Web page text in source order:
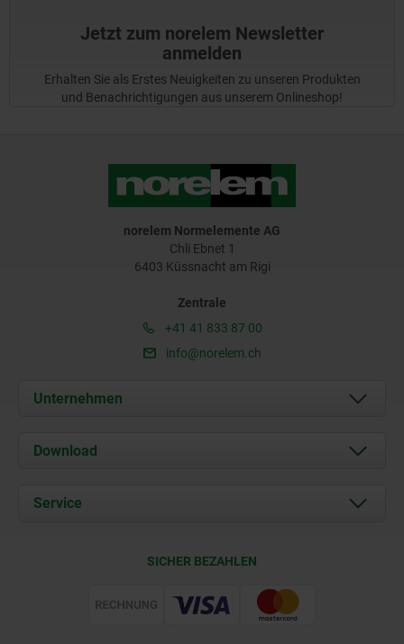
Jetzt zum norelem Newsletter
anmelden
Erhalten Sie als Erstes Neuigkeiten zu unseren Produkten
und Benachrichtigungen aus unserem Onlineshop!
norelem Normelemente AG
Chli Ebnet 1
6403 Küssnacht am Rigi
Zentrale
+41 41 833 87 00
info@norelem.ch
Unternehmen
Über uns
Kontakt
Download
Dokumente
Service
SICHER BEZAHLEN